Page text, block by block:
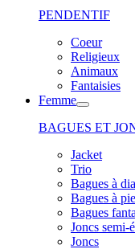
PENDENTIF
Coeur
Religieux
Animaux
Fantaisies
Femme
BAGUES ET
Jacket
Trio
Bagues à
Bagues à
Bagues
Joncs semi-
Joncs